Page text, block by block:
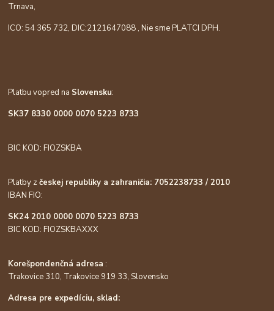
Trnava,
ICO: 54 365 732, DIC:2121647088 , Nie sme PLATCI DPH.
Platbu vopred na Slovensku:
SK37 8330 0000 0070 5223 8733
BIC KOD: FIOZSKBA
Platby zčeskej republiky a zahraničia: 7052238733 / 2010
IBAN FIO:
SK24 2010 0000 0070 5223 8733
BIC KOD: FIOZSKBAXXX
Korešpondenčná adresa :
Trakovice 310, Trakovice 919 33, Slovensko
Adresa pre expedíciu, sklad: